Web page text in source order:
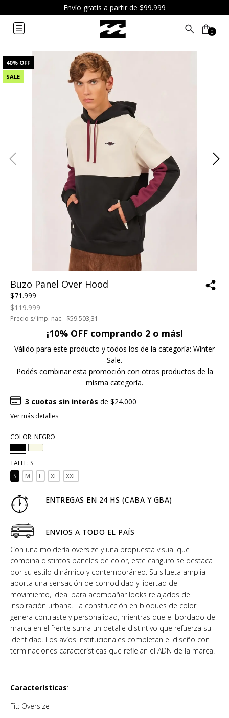
Envío gratis a partir de $99.999
0
40% OFF
SALE
Buzo Panel Over Hood
$71.999
$119.999
Precio s/ imp. nac. $59.503,31
¡10% OFF comprando 2 o más!
Válido para este producto y todos los de la categoría: Winter
Sale.
Podés combinar esta promoción con otros productos de la
misma categoría.
3 cuotas sin interés de $24.000
Ver más detalles
COLOR: NEGRO
TALLE: S
S
M L XL XXL
ENTREGAS EN 24 HS (CABA Y GBA)
ENVIOS A TODO EL PAÍS
Con una moldería oversize y una propuesta visual que
combina distintos paneles de color, este canguro se destaca
por su estilo dinámico y contemporáneo. Su silueta amplia
aporta una sensación de comodidad y libertad de
movimiento, ideal para acompañar looks relajados de
inspiración urbana. La construcción en bloques de color
genera contraste y personalidad, mientras que el bordado de
marca en el frente suma un detalle distintivo que refuerza su
identidad. Los avíos institucionales completan el diseño con
terminaciones características que reflejan el ADN de la marca.
Características:
Fit: Oversize